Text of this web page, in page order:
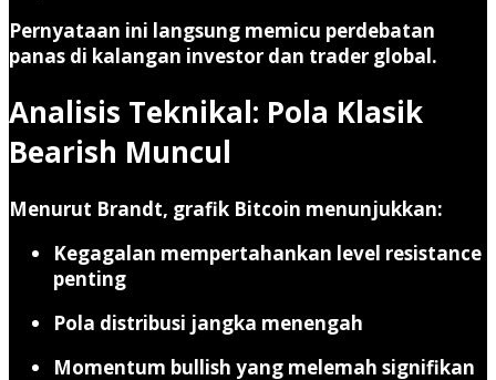
Pernyataan ini langsung memicu perdebatan
panas di kalangan investor dan trader global.
Analisis Teknikal: Pola Klasik
Bearish Muncul
Menurut Brandt, grafik Bitcoin menunjukkan:
Kegagalan mempertahankan level resistance
penting
Pola distribusi jangka menengah
Momentum bullish yang melemah signifikan